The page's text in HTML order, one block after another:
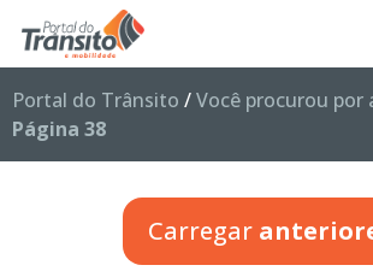
Portal do Trânsito /Você procurou
Página 38
Carregar